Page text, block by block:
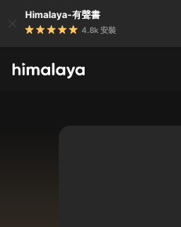
Himalaya-有聲書
4.8k 安裝